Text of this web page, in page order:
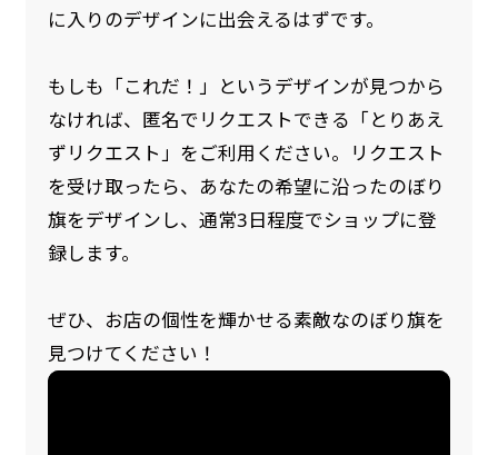
に入りのデザインに出会えるはずです。
もしも「これだ！」というデザインが見つから
なければ、匿名でリクエストできる「とりあえ
ずリクエスト」をご利用ください。リクエスト
を受け取ったら、あなたの希望に沿ったのぼり
旗をデザインし、通常3日程度でショップに登
録します。
ぜひ、お店の個性を輝かせる素敵なのぼり旗を
見つけてください！